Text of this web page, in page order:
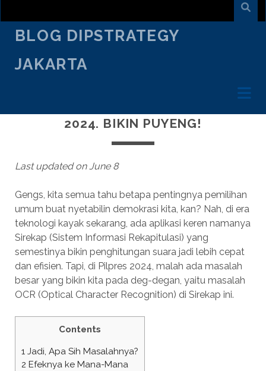
BLOG DIPSTRATEGY
JAKARTA
2024. BIKIN PUYENG!
Last updated on June 8
Gengs, kita semua tahu betapa pentingnya pemilihan
umum buat nyetabilin demokrasi kita, kan? Nah, di era
teknologi kayak sekarang, ada aplikasi keren namanya
Sirekap (Sistem Informasi Rekapitulasi) yang
semestinya bikin penghitungan suara jadi lebih cepat
dan efisien. Tapi, di Pilpres 2024, malah ada masalah
besar yang bikin kita pada deg-degan, yaitu masalah
OCR (Optical Character Recognition) di Sirekap ini.
Contents
1Jadi, Apa Sih Masalahnya?
2 Efeknya ke Mana-Mana